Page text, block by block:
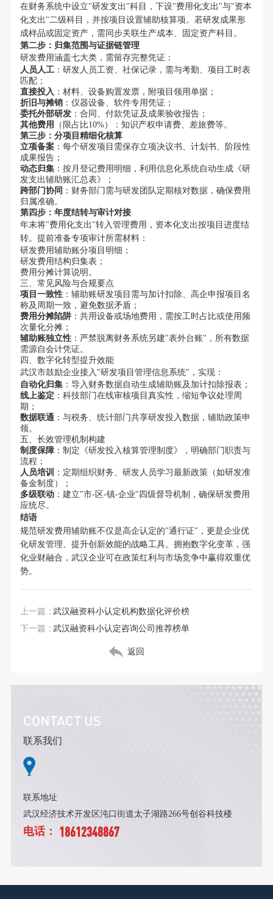
在财务系统中设立"研发支出"科目，下设"费用化支出"与"资本
化支出"二级科目，并按项目设置辅助核算项。若研发成果形
成样品或固定资产，需同步关联生产成本、固定资产科目。
第二步：归集范围与证据链管理
研发费用涵盖七大类，需留存完整凭证：
人员人工：研发人员工资、社保记录，需与考勤、项目工时表
匹配；
直接投入 ：材料、设备购置发票，附项目领用单据；
折旧与摊销：仪器设备、软件专用凭证；
委托外部研发：合同、付款凭证及成果验收报告；
其他费用
（限占比10%）：知识产权申请费、差旅费等。
第三步：分项目精细化核算
立项备案：每个研发项目需保存立项决议书、计划书、阶段性
成果报告；
动态归集：按月登记费用明细，利用信息化系统自动生成《研
发支出辅助账汇总表》；
跨部门协同 ：财务部门需与研发团队定期核对数据，确保费用
归属准确。
第四步：年度结转与审计对接
年末将"费用化支出"转入管理费用，资本化支出按项目进度结
转。提前准备专项审计所需材料：
研发费用辅助账分项目明细；
研发费用结构归集表；
费用分摊计算说明。
三、常见风险与合规要点
项目一致性：辅助账研发项目需与加计扣除、高企申报项目名
称及周期一致，避免数据矛盾；
费用分摊陷阱：共用设备或场地费用，需按工时占比或使用频
次量化分摊；
辅助账独立性：严禁脱离财务系统另建"表外台账"，所有数据
需源自会计凭证。
四、数字化转型提升效能
武汉市鼓励企业接入"研发项目管理信息系统"，实现：
自动化归集：导入财务数据自动生成辅助账及加计扣除报表；
线上鉴定 ：科技部门在线审核项目真实性，缩短争议处理周
期；
数据联通：与税务、统计部门共享研发投入数据，辅助政策申
领。
五、长效管理机制构建
制度保障：制定《研发投入核算管理制度》，明确部门职责与
流程；
人员培训
：定期组织财务、研发人员学习最新政策（如研发准
备金制度）；
多级联动：建立"市-区-镇-企业"四级督导机制，确保研发费用
应统尽。
结语
规范研发费用辅助账不仅是高企认定的"通行证"，更是企业优
化研发管理、提升创新效能的战略工具。拥抱数字化变革，强
化业财融合，武汉企业可在政策红利与市场竞争中赢得双重优
势。
上一篇：武汉融资科小认定机构数据化评价榜
下一篇：武汉融资科小认定咨询公司推荐榜单
返回
CONTACT US
联系我们
联系地址
武汉经济技术开发区沌口街道太子湖路266号创谷科技楼
电话： 18612348867